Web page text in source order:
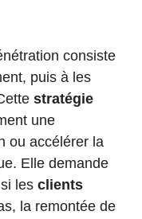
consiste
puis à les
stratégie
une
ou accélérer la
Elle demande
les clients
la remontée de